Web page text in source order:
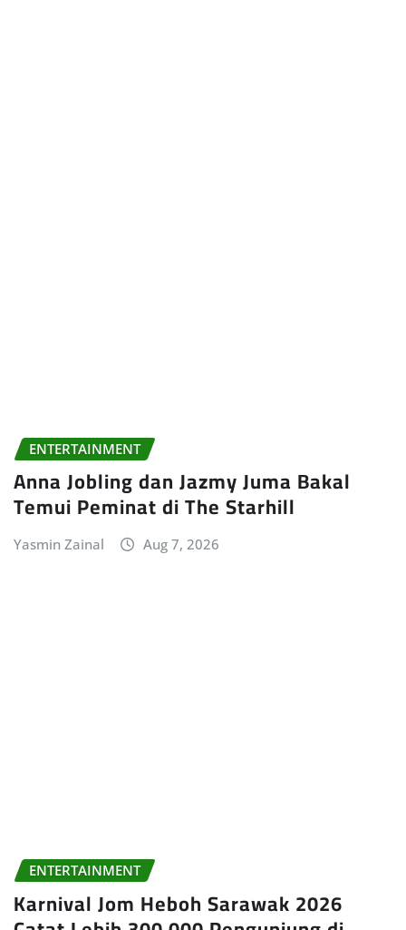
ENTERTAINMENT
Anna Jobling dan Jazmy Juma Bakal
Temui Peminat di The Starhill
Yasmin Zainal Aug 7, 2026
ENTERTAINMENT
Karnival Jom Heboh Sarawak 2026